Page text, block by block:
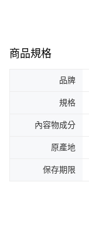
商品規格
品牌
規格
內容物成分
原產地
保存期限